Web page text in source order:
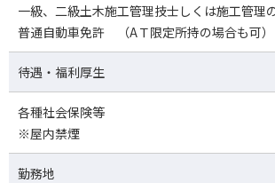
一級、二級土木施工管理技士しくは施工管理
普通自動車免許 （AＴ限定所持の場合も可）
待遇・福利厚生
各種社会保険等
※屋内禁煙
勤務地